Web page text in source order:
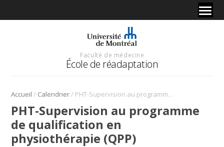
Faculté de médecine
École de réadaptation
Accueil / Calendrier/ PHT-Supervision au programme de qualification en physiothérapie (QPP)
PHT-Supervision au programme
de qualification en
physiothérapie (QPP)